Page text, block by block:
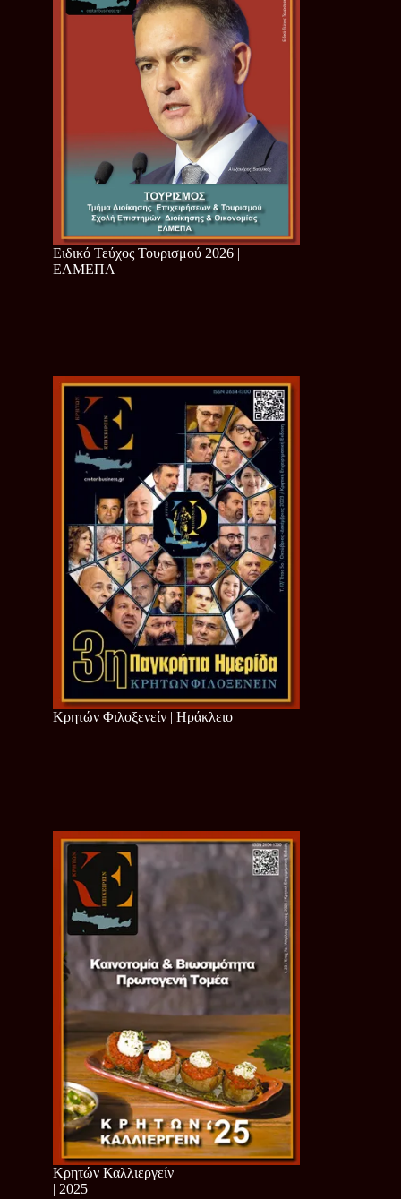
Ειδικό Τεύχος Τουρισμού 2026 |
ΕΛΜΕΠΑ
Κρητών Φιλοξενείν | Ηράκλειο
Κρητών Καλλιεργείν
| 2025